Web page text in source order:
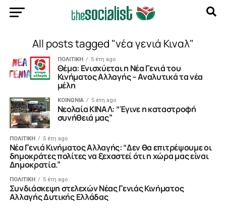
All posts tagged "νέα γενιά Κιναλ"
ΠΟΛΙΤΙΚΗ 5 έτη ago
Θέμα: Ενισχύεται η Νέα Γενιά του
Κινήματος Αλλαγής – Αναλυτικά τα νέα
μέλη
ΚΟΙΝΩΝΙΑ 5 έτη ago
Nεολαία ΚΙΝΑΛ: “Έγινε η καταστροφή
συνήθειά μας”
ΠΟΛΙΤΙΚΗ 5 έτη ago
Νέα Γενιά Κινήματος Αλλαγής: “Δεν θα επιτρέψουμε οι
δημοκράτες πολίτες να ξεχαστεί ότι η χώρα μας είναι
Δημοκρατία.”
ΠΟΛΙΤΙΚΗ 5 έτη ago
Συνδιάσκεψη στελεχών Νέας Γενιάς Κινήματος
Αλλαγής Δυτικής Ελλάδας